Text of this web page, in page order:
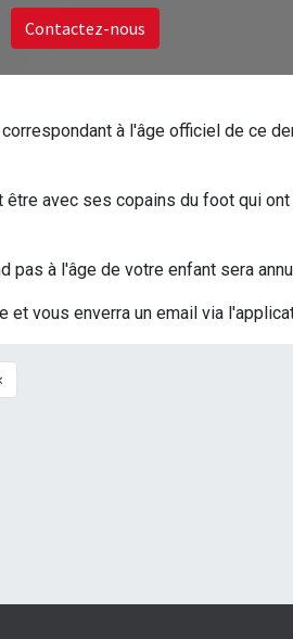
Contactez-nous
à l'âge officiel de ce
avec ses copains du foot qui
à l'âge de votre enfant sera
vous enverra un email via